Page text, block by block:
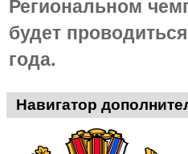
будет
года.
Навигатор